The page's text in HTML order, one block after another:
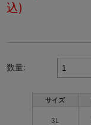
込)
数量:
サイズ
3L